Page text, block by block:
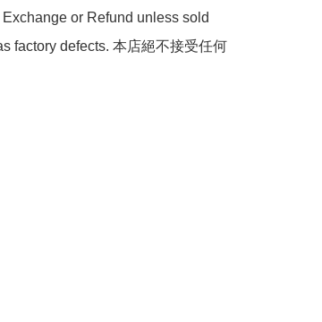
or Refund unless sold
factory defects. 本店絕不接受任何